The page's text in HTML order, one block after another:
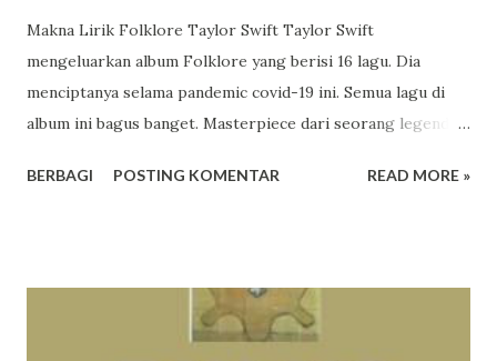
Makna Lirik Folklore Taylor Swift Taylor Swift
mengeluarkan album Folklore yang berisi 16 lagu. Dia
menciptanya selama pandemic covid-19 ini. Semua lagu di
album ini bagus banget. Masterpiece dari seorang legenda.
Menulis adalah cara Taylor Swift melarikan diri ke dalam
cardigan the last great american dynasty exile my tears
ricochet mirrorball seven august this is me trying illicit
BERBAGI POSTING KOMENTAR READ MORE »